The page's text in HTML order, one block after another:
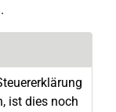
ist dies noch